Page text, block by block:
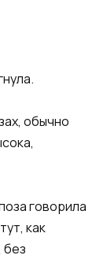
обычно
говорила
как
без